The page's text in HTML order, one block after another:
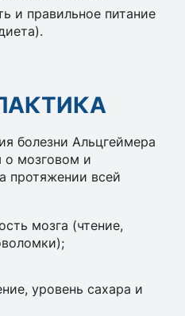
и правильное питание
болезни Альцгеймера
о мозговом и
протяжении всей
мозга (чтение,
уровень сахара и